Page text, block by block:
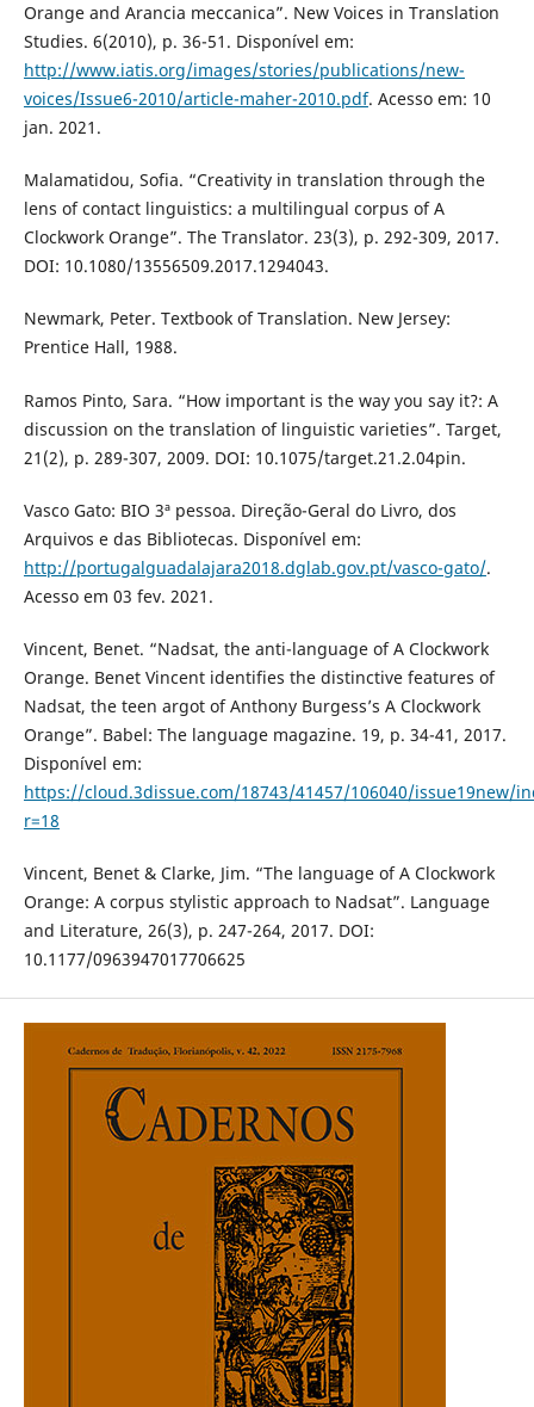
Orange and Arancia meccanica”. New Voices in Translation
Studies. 6(2010), p. 36-51. Disponível em:
http://www.iatis.org/images/stories/publications/new-
voices/Issue6-2010/article-maher-2010.pdf. Acesso em: 10
jan. 2021.
Malamatidou, Sofia. “Creativity in translation through the
lens of contact linguistics: a multilingual corpus of A
Clockwork Orange”. The Translator. 23(3), p. 292-309, 2017.
DOI: 10.1080/13556509.2017.1294043.
Newmark, Peter. Textbook of Translation. New Jersey:
Prentice Hall, 1988.
Ramos Pinto, Sara. “How important is the way you say it?: A
discussion on the translation of linguistic varieties”. Target,
21(2), p. 289-307, 2009. DOI: 10.1075/target.21.2.04pin.
Vasco Gato: BIO 3ª pessoa. Direção-Geral do Livro, dos
Arquivos e das Bibliotecas. Disponível em:
http://portugalguadalajara2018.dglab.gov.pt/vasco-gato/.
Acesso em 03 fev. 2021.
Vincent, Benet. “Nadsat, the anti-language of A Clockwork
Orange. Benet Vincent identifies the distinctive features of
Nadsat, the teen argot of Anthony Burgess’s A Clockwork
Orange”. Babel: The language magazine. 19, p. 34-41, 2017.
Disponível em:
https://cloud.3dissue.com/18743/41457/106040/issue19new/
r=18
Vincent, Benet & Clarke, Jim. “The language of A Clockwork
Orange: A corpus stylistic approach to Nadsat”. Language
and Literature, 26(3), p. 247-264, 2017. DOI:
10.1177/0963947017706625